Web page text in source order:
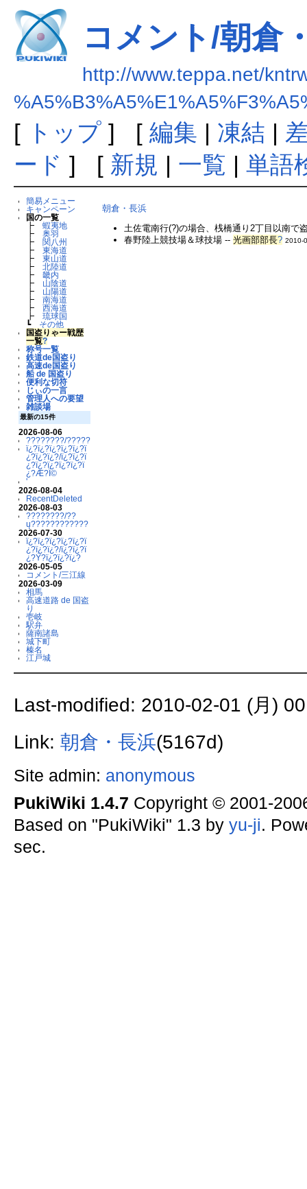
コメント/朝倉
http://www.teppa.net/
[ トップ] [ 編集 | 凍結 |
ード ] [ 新規 | 一覧 | 単語
簡易メニュー
キャンペーン
国の一覧
┣蝦夷地
┣奥羽
┣ 関八州
┣東海道
┣東山道
┣北陸道
┣畿内
┣ 山陰道
┣ 山陽道
┣南海道
┣西海道
┣琉球国
┗ その他
国盗りゃー戦歴
一覧?
称号一覧
鉄道de国盗り
高速de国盗り
船 de 国盗り
便利な切符
じぃの一言
管理人への要望
雑談場
最新の15件
2026-08-06
????????/??????????
ï¿?ï¿?ï¿?ï¿?ï¿?ï
¿?ï¿?ï¿?/ï¿?ï¿?ï
¿?ï¿?ï¿?ï¿?ï¿?ï
¿?Æ?Ï©
'
2026-08-04
RecentDeleted
2026-08-03
????????/??
ų????????????
2026-07-30
ï¿?ï¿?ï¿?ï¿?ï¿?ï
¿?ï¿?ï¿?/ï¿?ï¿?ï
¿?Ý?ï¿?ï¿?ï¿?
2026-05-05
コメント/三江線
2026-03-09
相馬
高速道路 de 国盗
り
壱岐
駅弁
薩南諸島
城下町
榛名
江戸城
朝倉・長浜
土佐電南行(?)の場合、桟橋通り2丁目以南で
春野陸上競技場＆球技場 --光画部部長? 2010-
Last-modified: 2010-02-01 (月)
Link: 朝倉・長浜(5167d)
Site admin: anonymous
PukiWiki 1.4.7 Copyright © 2001-
Based on "PukiWiki" 1.3 by yu-ji.
sec.